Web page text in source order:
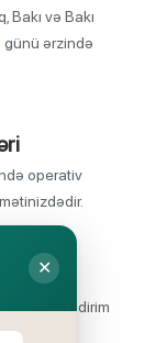
Bakı və Bakı
günü ərzində
operativ
endirim
✕